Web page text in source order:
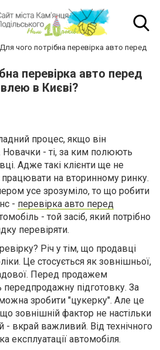
Для чого потрібна перевірка авто перед
перевірка авто перед
в Києві?
процес, якщо він
Новачки - ті, за ким полюють
Адже такі клієнти ще не
на вторинному ринку.
усе зрозуміло, то що робити
- перевірка авто перед
- той засіб, який потрібно
перевіряти.
Річ у тім, що продавці
Це стосується як зовнішньої,
Перед продажем
передпродажну підготовку. За
зробити "цукерку". Але це
зовнішній фактор не настільки
- вкрай важливий. Від технічного
експлуатації автомобіля.